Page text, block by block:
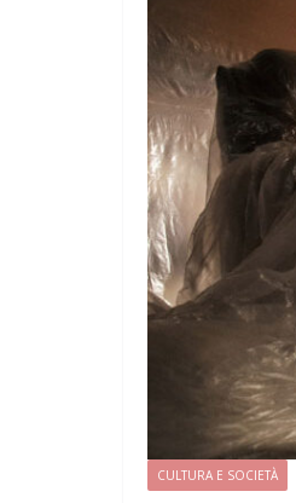
CULTURA E SOCIETÀ